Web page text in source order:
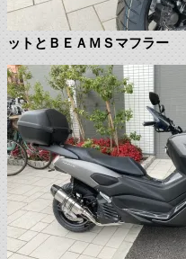
ットとＢＥＡＭＳマフラー